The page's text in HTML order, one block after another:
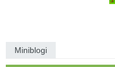
Miniblogi